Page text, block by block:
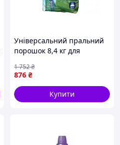
Універсальний пральний
порошок 8,4 кг для
прання Professional ТМ
Onyx
876 ₴
1 752₴
Купити